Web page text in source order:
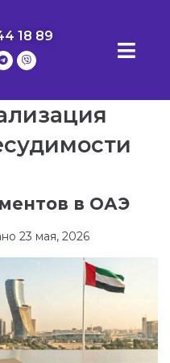
18 89
в ОАЭ
23 мая, 2026